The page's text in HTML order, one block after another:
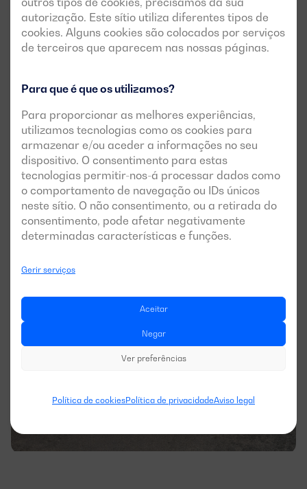
autorização. Este sítio utiliza diferentes tipos de
cookies. Alguns cookies são colocados por serviços
de terceiros que aparecem nas nossas páginas.
Para que é que os utilizamos?
Para proporcionar as melhores experiências,
utilizamos tecnologias como os cookies para
armazenar e/ou aceder a informações no seu
dispositivo. O consentimento para estas
tecnologias permitir-nos-á processar dados como
o comportamento de navegação ou IDs únicos
neste sítio. O não consentimento, ou a retirada do
consentimento, pode afetar negativamente
determinadas características e funções.
Gerir serviços
Aceitar
Negar
Ver preferências
Política de cookiesPolítica de privacidadeAviso legal
Fiabilidade:Garante o funcionamento
ininterrupto da estação de
bombagem, com capacidade para
pôr em marcha as duas bombas de
energética:combustível e funcionamento estável
graças à introdução de um motor EU
Stage II de primeira linha.